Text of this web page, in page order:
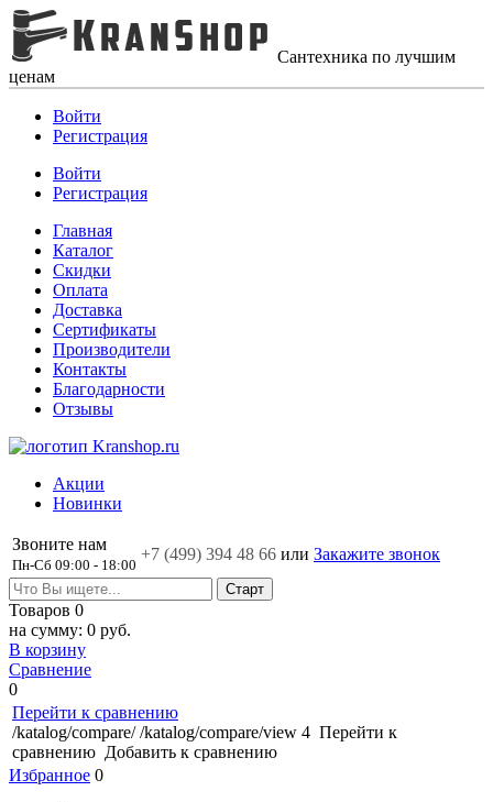
Сантехника по лучшим
ценам
Войти
Регистрация
Войти
Регистрация
Главная
Каталог
Скидки
Оплата
Доставка
Сертификаты
Производители
Контакты
Благодарности
Отзывы
Акции
Новинки
Звоните нам
Пн-Сб 09:00 - 18:00
+7 (499) 394 48 66 или Закажите звонок
Товаров 0
на сумму: 0 руб.
В корзину
Сравнение
0
Перейти к сравнению
/katalog/compare/ /katalog/compare/view 4 Перейти к
сравнению Добавить к сравнению
Избранное 0